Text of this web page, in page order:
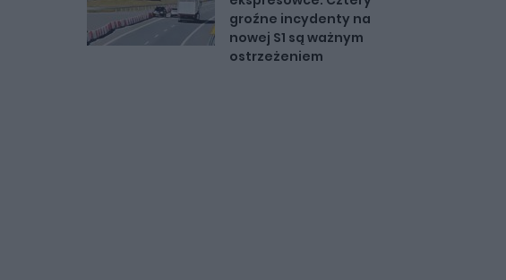
groźne incydenty na
nowej S1 są ważnym
ostrzeżeniem